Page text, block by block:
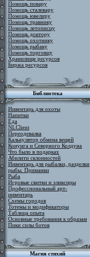
Помощь повару
Помощь сталевару
Помощь ювелиру
Помощь травнику
Помощь летописцу
Помощь доктору
Помощь охотнику
Помощь рыбаку
Помощь торговцу
Хранилище ресурсов
Биржа ресурсов
Библиотека
Инвентарь для охоты
Напитки
Еда
NLClient
Переодевалка
Калькулятор обмена вещей
Конунга и Северного Колдуна
Что было в подарках
Абилити склонностей
Инвентарь для рыбалки, разделки
рыбы. Приманки
Рыба
Игровые свитки и эликсиры
Профессиональный арт-
инвентарь
Схемы городов
Тотемы и модификаторы
Таблица опыта
Основные требования к образам
Пики силы ботов
Магия стихий